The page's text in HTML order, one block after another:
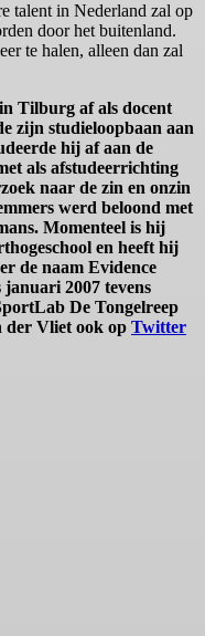
talent in Nederland zal op
door het buitenland.
te halen, alleen dan zal
Tilburg af als docent
zijn studieloopbaan aan
hij af aan de
als afstudeerrichting
naar de zin en onzin
werd beloond met
Momenteel is hij
en heeft hij
de naam Evidence
2007 tevens
De Tongelreep
der Vliet ook op Twitter